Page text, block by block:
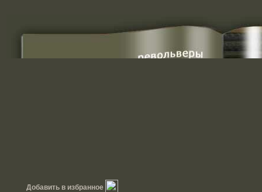
Добавить в избранное